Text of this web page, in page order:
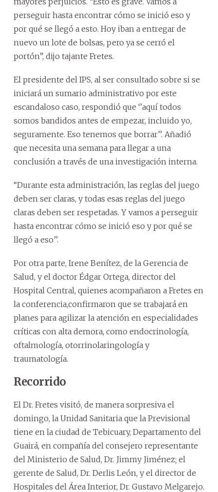
perseguir hasta encontrar cómo se inició eso y
por qué se llegó a esto. Hoy iban a entregar de
nuevo un lote de bolsas, pero ya se cerró el
portón”, dijo tajante Fretes.
El presidente del IPS, al ser consultado sobre si se
iniciará un sumario administrativo por este
escandaloso caso, respondió que ‘’aquí todos
somos bandidos antes de empezar, incluido yo,
seguramente. Eso tenemos que borrar’’. Añadió
que necesita una semana para llegar a una
conclusión a través de una investigación interna.
‘‘Durante esta administración, las reglas del juego
deben ser claras, y todas esas reglas del juego
claras deben ser respetadas. Y vamos a perseguir
hasta encontrar cómo se inició eso y por qué se
llegó a eso’’.
Por otra parte, Irene Benítez, de la Gerencia de
Salud, y el doctor Édgar Ortega, director del
Hospital Central, quienes acompañaron a Fretes en
la conferencia,confirmaron que se trabajará en
planes para agilizar la atención en especialidades
críticas con alta demora, como endocrinología,
oftalmología, otorrinolaringología y
traumatología.
Recorrido
El Dr. Fretes visitó, de manera sorpresiva el
domingo, la Unidad Sanitaria que la Previsional
tiene en la ciudad de Tebicuary, Departamento del
Guairá, en compañía del consejero representante
del Ministerio de Salud, Dr. Jimmy Jiménez; el
gerente de Salud, Dr. Derlis León, y el director de
Hospitales del Área Interior, Dr. Gustavo Melgarejo.